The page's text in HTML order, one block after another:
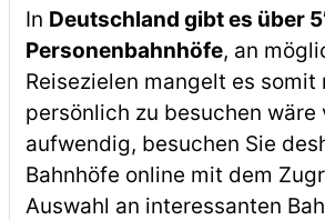
In Deutschland gibt es über
Personenbahnhöfe, an
Reisezielen mangelt es somit
persönlich zu besuchen wäre
aufwendig, besuchen Sie
Bahnhöfe online mit dem
Auswahl an interessanten